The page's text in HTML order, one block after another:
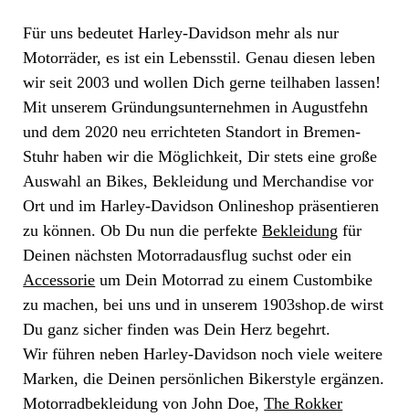
Für uns bedeutet Harley-Davidson mehr als nur
Motorräder, es ist ein Lebensstil. Genau diesen leben
wir seit 2003 und wollen Dich gerne teilhaben lassen!
Mit unserem Gründungsunternehmen in Augustfehn
und dem 2020 neu errichteten Standort in Bremen-
Stuhr haben wir die Möglichkeit, Dir stets eine große
Auswahl an Bikes, Bekleidung und Merchandise vor
Ort und im Harley-Davidson Onlineshop präsentieren
zu können. Ob Du nun die perfekteBekleidung für
Deinen nächsten Motorradausflug suchst oder ein
Accessorie um Dein Motorrad zu einem Custombike
zu machen, bei uns und in unserem 1903shop.de wirst
Du ganz sicher finden was Dein Herz begehrt.
Wir führen neben Harley-Davidson noch viele weitere
Marken, die Deinen persönlichen Bikerstyle ergänzen.
Motorradbekleidung von John Doe,The Rokker